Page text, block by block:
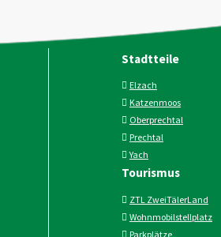
Stadtteile
Elzach
Katzenmoos
Oberprechtal
Prechtal
Yach
Tourismus
ZTL ZweiTälerLand
Wohnmobilstellplatz
Parkplätze